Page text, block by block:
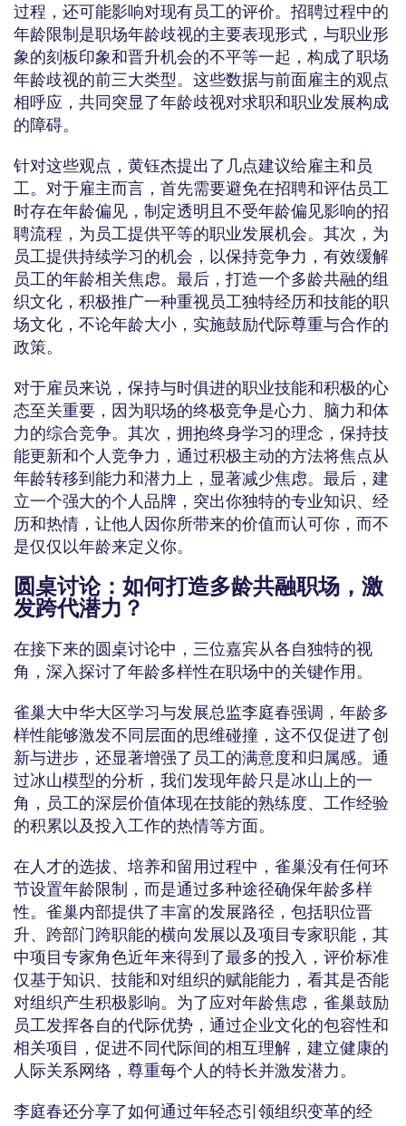
过程，还可能影响对现有员工的评价。招聘过程中的
年龄限制是职场年龄歧视的主要表现形式，与职业形
象的刻板印象和晋升机会的不平等一起，构成了职场
年龄歧视的前三大类型。这些数据与前面雇主的观点
相呼应，共同突显了年龄歧视对求职和职业发展构成
的障碍。
针对这些观点，黄钰杰提出了几点建议给雇主和员
工。对于雇主而言，首先需要避免在招聘和评估员工
时存在年龄偏见，制定透明且不受年龄偏见影响的招
聘流程，为员工提供平等的职业发展机会。其次，为
员工提供持续学习的机会，以保持竞争力，有效缓解
员工的年龄相关焦虑。最后，打造一个多龄共融的组
织文化，积极推广一种重视员工独特经历和技能的职
场文化，不论年龄大小，实施鼓励代际尊重与合作的
政策。
对于雇员来说，保持与时俱进的职业技能和积极的心
态至关重要，因为职场的终极竞争是心力、脑力和体
力的综合竞争。其次，拥抱终身学习的理念，保持技
能更新和个人竞争力，通过积极主动的方法将焦点从
年龄转移到能力和潜力上，显著减少焦虑。最后，建
立一个强大的个人品牌，突出你独特的专业知识、经
历和热情，让他人因你所带来的价值而认可你，而不
是仅仅以年龄来定义你。
圆桌讨论：如何打造多龄共融职场，激
发跨代潜力？
在接下来的圆桌讨论中，三位嘉宾从各自独特的视
角，深入探讨了年龄多样性在职场中的关键作用。
雀巢大中华大区学习与发展总监李庭春强调，年龄多
样性能够激发不同层面的思维碰撞，这不仅促进了创
新与进步，还显著增强了员工的满意度和归属感。通
过冰山模型的分析，我们发现年龄只是冰山上的一
角，员工的深层价值体现在技能的熟练度、工作经验
的积累以及投入工作的热情等方面。
在人才的选拔、培养和留用过程中，雀巢没有任何环
节设置年龄限制，而是通过多种途径确保年龄多样
性。雀巢内部提供了丰富的发展路径，包括职位晋
升、跨部门跨职能的横向发展以及项目专家职能，其
中项目专家角色近年来得到了最多的投入，评价标准
仅基于知识、技能和对组织的赋能能力，看其是否能
对组织产生积极影响。为了应对年龄焦虑，雀巢鼓励
员工发挥各自的代际优势，通过企业文化的包容性和
相关项目，促进不同代际间的相互理解，建立健康的
人际关系网络，尊重每个人的特长并激发潜力。
李庭春还分享了如何通过年轻态引领组织变革的经